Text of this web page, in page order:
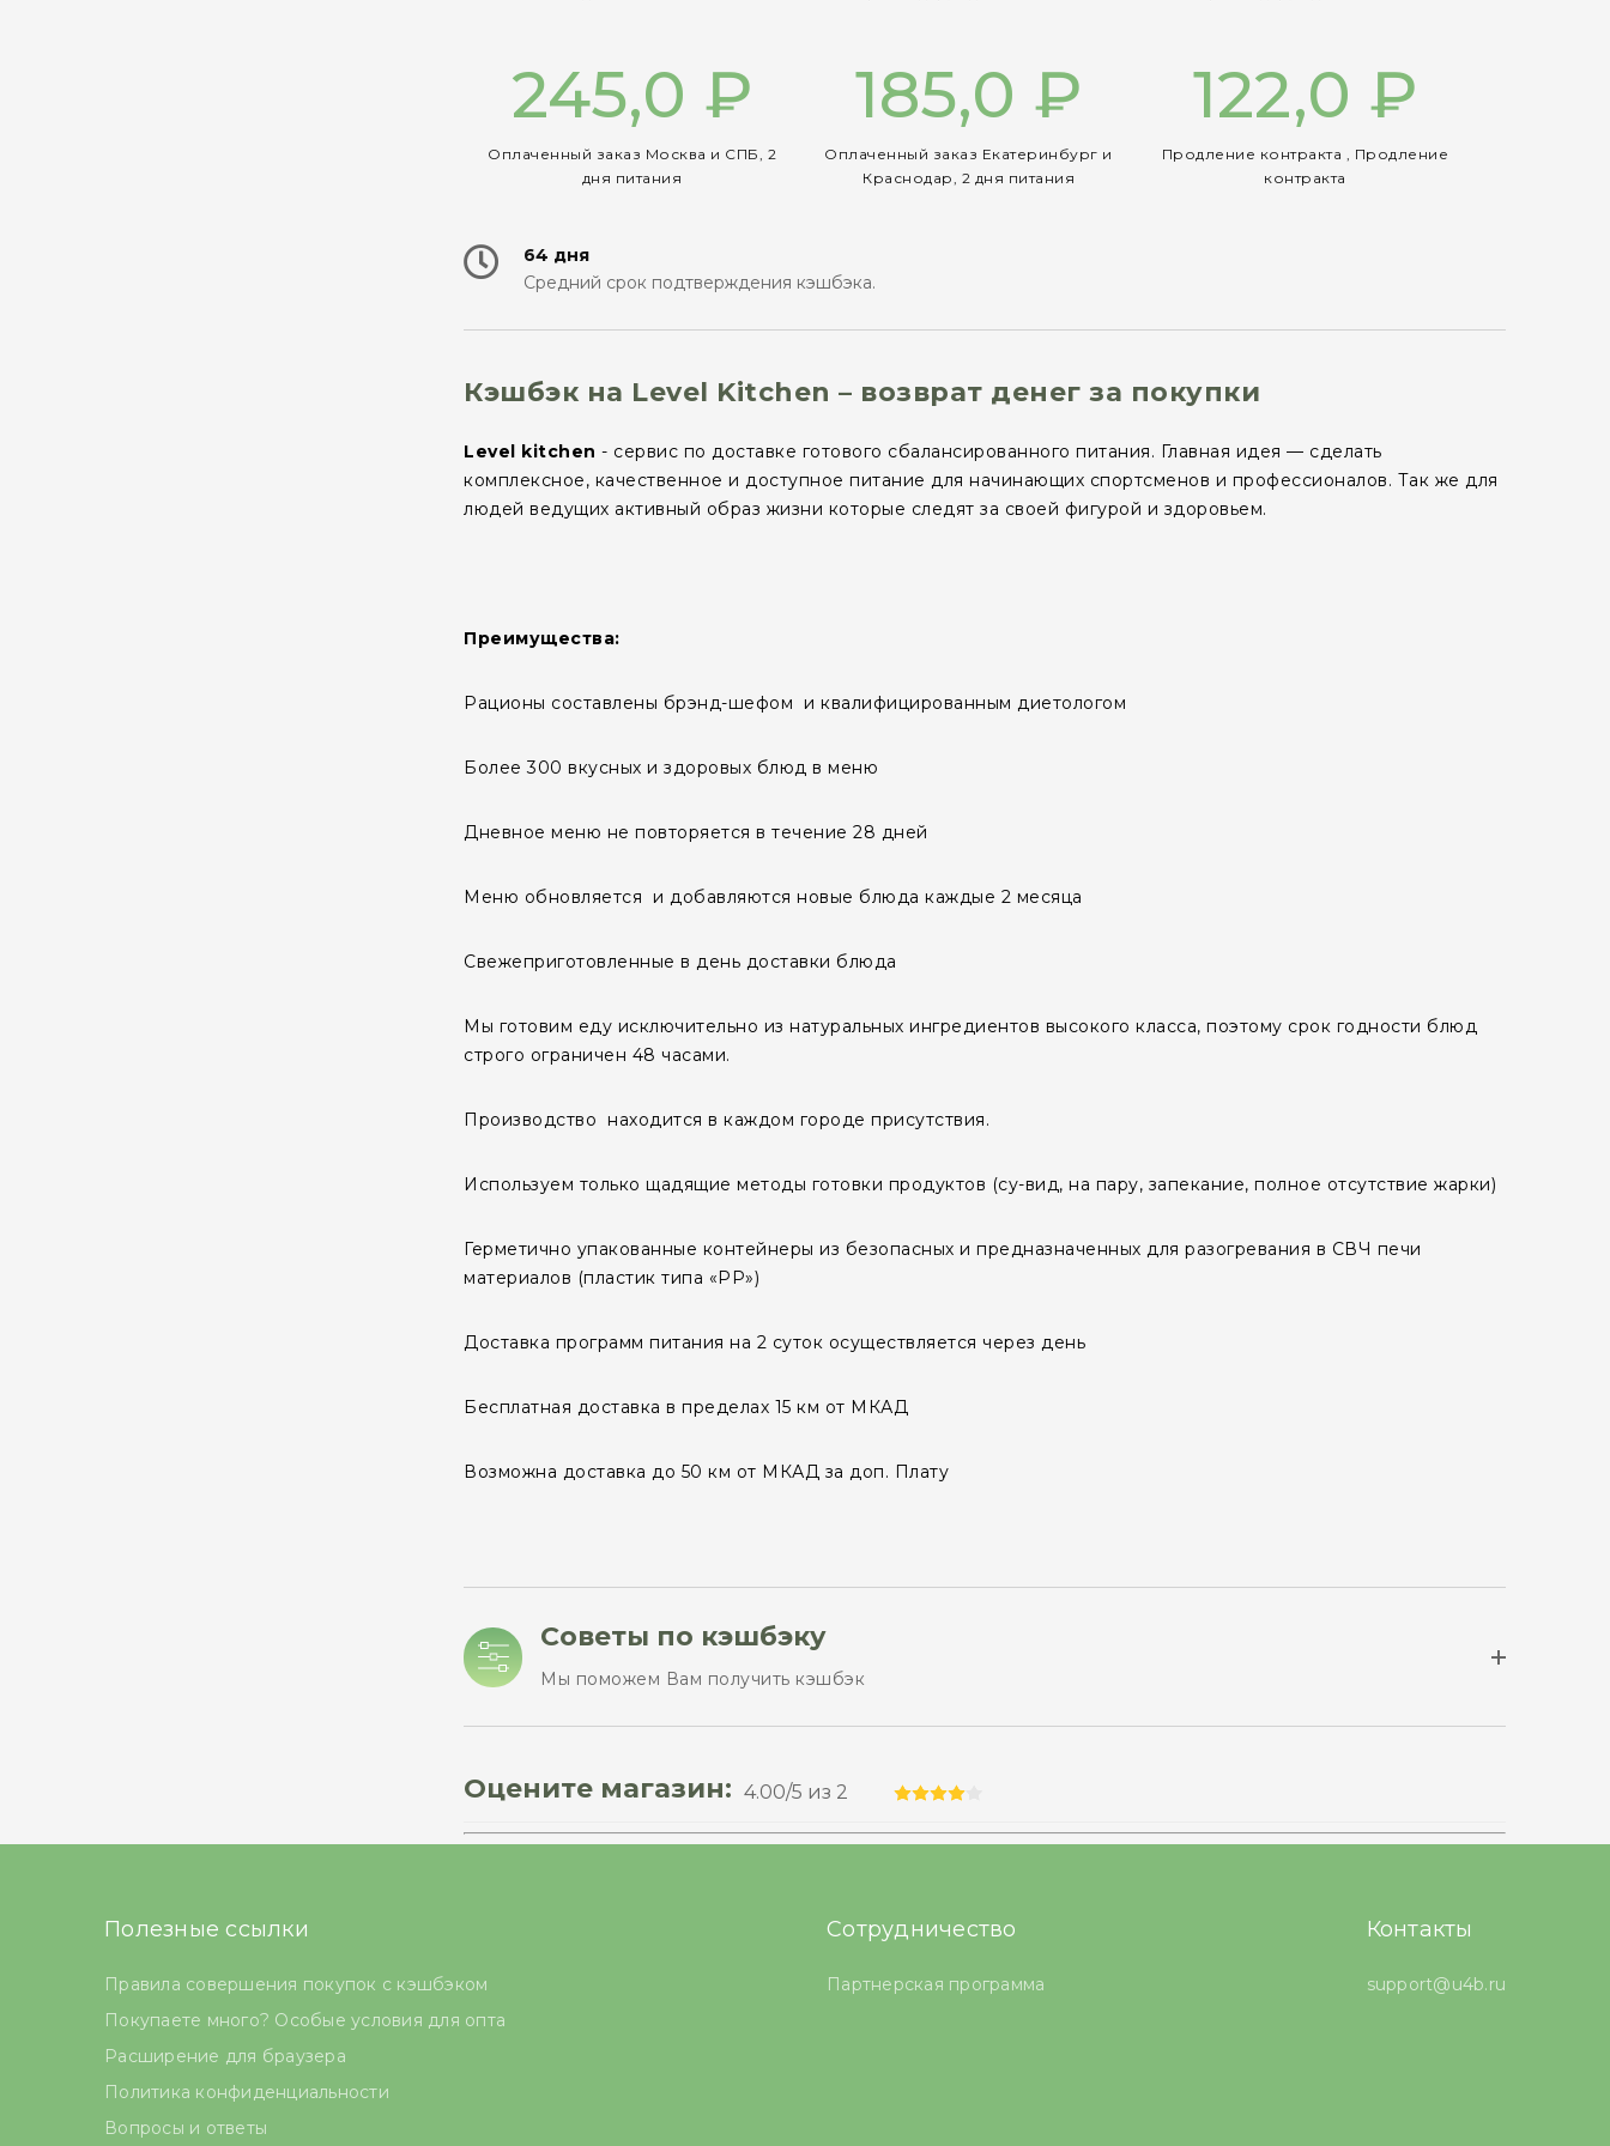
245,0 ₽
Оплаченный заказ Москва и СПБ, 2
дня питания
185,0 ₽
Оплаченный заказ Екатеринбург и
Краснодар, 2 дня питания
122,0 ₽
Продление контракта , Продление
контракта
64 дня
Средний срок подтверждения кэшбэка.
Кэшбэк на Level Kitchen – возврат денег за покупки
Level kitchen - сервис по доставке готового сбалансированного питания. Главная идея — сделать
комплексное, качественное и доступное питание для начинающих спортсменов и профессионалов. Так же для
людей ведущих активный образ жизни которые следят за своей фигурой и здоровьем.
Преимущества:
Рационы составлены брэнд-шефом и квалифицированным диетологом
Более 300 вкусных и здоровых блюд в меню
Дневное меню не повторяется в течение 28 дней
Меню обновляется и добавляются новые блюда каждые 2 месяца
Свежеприготовленные в день доставки блюда
Мы готовим еду исключительно из натуральных ингредиентов высокого класса, поэтому срок годности блюд
строго ограничен 48 часами.
Производство находится в каждом городе присутствия.
Используем только щадящие методы готовки продуктов (су-вид, на пару, запекание, полное отсутствие жарки)
Герметично упакованные контейнеры из безопасных и предназначенных для разогревания в СВЧ печи
материалов (пластик типа «PP»)
Доставка программ питания на 2 суток осуществляется через день
Бесплатная доставка в пределах 15 км от МКАД
Возможна доставка до 50 км от МКАД за доп. Плату
Советы по кэшбэку
Мы поможем Вам получить кэшбэк
Оцените магазин: 4.00/5 из 2
Полезные ссылки
Правила совершения покупок с кэшбэком
Покупаете много? Особые условия для опта
Расширение для браузера
Политика конфиденциальности
Вопросы и ответы
Сотрудничество
Партнерская программа
Контакты
support@u4b.ru